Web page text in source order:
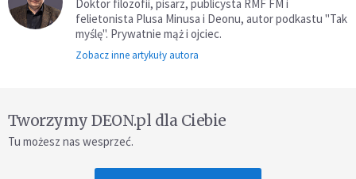
Doktor filozofii, pisarz, publicysta RMF FM i
felietonista Plusa Minusa i Deonu, autor podkastu "Tak
myślę". Prywatnie mąż i ojciec.
Zobacz inne artykuły autora
Tworzymy DEON.pl dla Ciebie
Tu możesz nas wesprzeć.